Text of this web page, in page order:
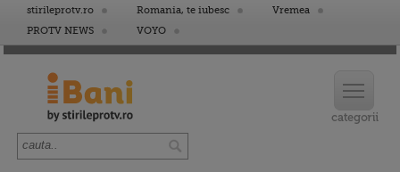
stirileprotv.ro Romania, te iubesc
Vremea
PROTV NEWS
VOYO